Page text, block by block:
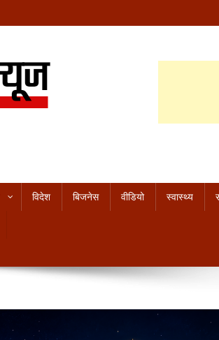
विदेश बिजनेस वीडियो स्वास्थ्य